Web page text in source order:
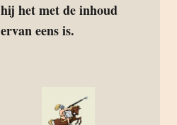
hij het met de inhoud
ervan eens is.